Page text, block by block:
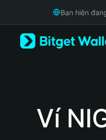
Русский
Bạn hiện
Ví